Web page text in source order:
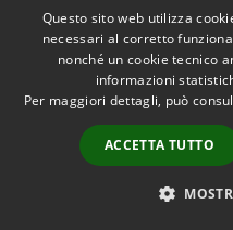
Comunicati
Avvisi
VIVERE IL COMUNE
Questo sito web utilizza
necessari al corretto
nonché un cookie tecnico
informazioni
Per maggiori dettagli, può
ACCETTA TUTTO